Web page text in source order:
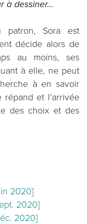
à dessiner…
patron, Sora est
décide alors de
au moins, ses
à elle, ne peut
à en savoir
et l’arrivée
des choix et des
2020]
2020]
2020]